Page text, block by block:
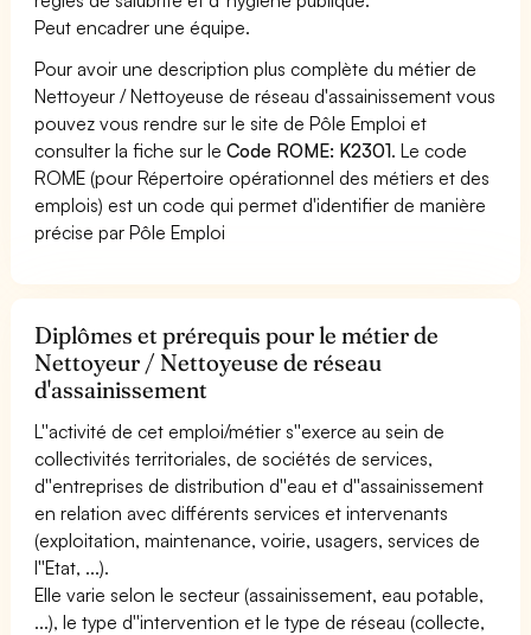
Peut encadrer une équipe.
Pour avoir une description plus complète du métier de
Nettoyeur / Nettoyeuse de réseau d'assainissement vous
pouvez vous rendre sur le site de Pôle Emploi et
consulter la fiche sur leCode ROME: K2301. Le code
ROME (pour Répertoire opérationnel des métiers et des
emplois) est un code qui permet d'identifier de manière
précise par Pôle Emploi
Diplômes et prérequis pour le métier de
Nettoyeur / Nettoyeuse de réseau
d'assainissement
L''activité de cet emploi/métier s''exerce au sein de
collectivités territoriales, de sociétés de services,
d''entreprises de distribution d''eau et d''assainissement
en relation avec différents services et intervenants
(exploitation, maintenance, voirie, usagers, services de
l''Etat, ...).
Elle varie selon le secteur (assainissement, eau potable,
...), le type d''intervention et le type de réseau (collecte,